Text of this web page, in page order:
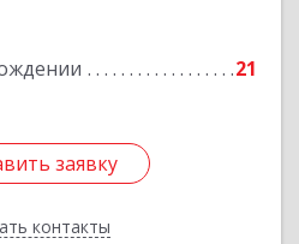
21
заявку
контакты
Подробнее
заявку
Назад